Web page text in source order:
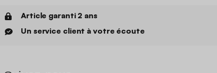
Article garanti 2 ans
Un service client à votre écoute